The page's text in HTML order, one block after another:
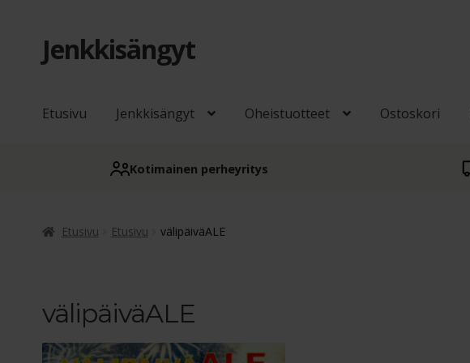
Siirry
navigointiin
Siirry
sisältöön
Jenkkisängyt
Etusivu Jenkkisängyt Oheistuotteet Ostoskori
Kotimainen perheyritys
Etusivu Etusivu välipäiväALE
välipäiväALE